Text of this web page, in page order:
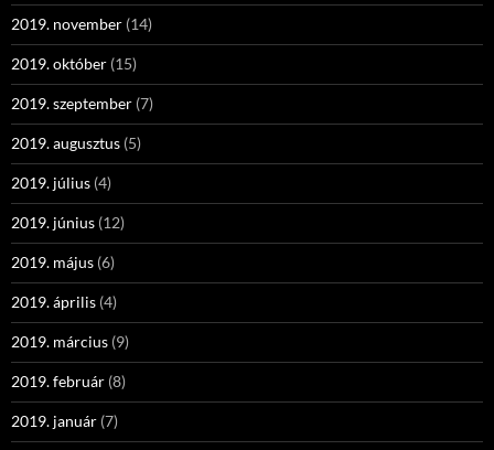
2019. november (14)
2019. október (15)
2019. szeptember (7)
2019. augusztus (5)
2019. július (4)
2019. június (12)
2019. május (6)
2019. április (4)
2019. március (9)
2019. február (8)
2019. január (7)